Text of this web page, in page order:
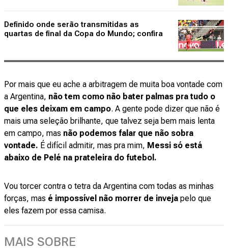
Definido onde serão transmitidas as
quartas de final da Copa do Mundo; confira
Por mais que eu ache a arbitragem de muita boa vontade com
a Argentina, não tem como não bater palmas pra tudo o
que eles deixam em campo. A gente pode dizer que não é
mais uma seleção brilhante, que talvez seja bem mais lenta
em campo, mas não podemos falar que não sobra
vontade. É difícil admitir, mas pra mim, Messi só está
abaixo de Pelé na prateleira do futebol.
Vou torcer contra o tetra da Argentina com todas as minhas
forças, mas é impossível não morrer de inveja pelo que
eles fazem por essa camisa.
MAIS SOBRE